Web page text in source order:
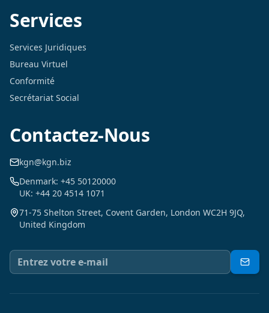
Services
Services Juridiques
Bureau Virtuel
Conformité
Secrétariat Social
Contactez-Nous
kgn@kgn.biz
Denmark: +45 50120000
UK: +44 20 4514 1071
71-75 Shelton Street, Covent Garden, London WC2H 9JQ,
United Kingdom